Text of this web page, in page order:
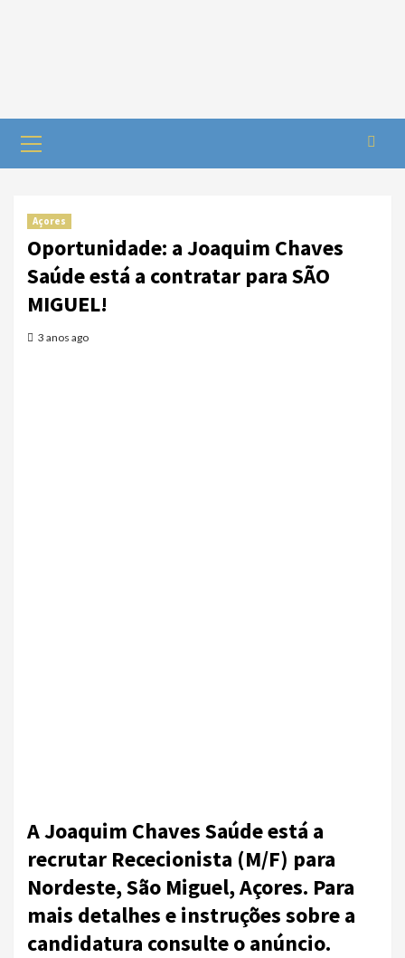
Açores
Oportunidade: a Joaquim Chaves
Saúde está a contratar para SÃO
MIGUEL!
3 anos ago
A Joaquim Chaves Saúde está a
recrutar Rececionista (M/F) para
Nordeste, São Miguel, Açores. Para
mais detalhes e instruções sobre a
candidatura consulte o anúncio.